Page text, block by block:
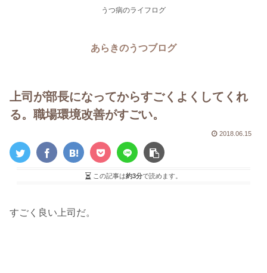
うつ病のライフログ
あらきのうつブログ
上司が部長になってからすごくよくしてくれ
る。職場環境改善がすごい。
2018.06.15
この記事は約3分で読めます。
すごく良い上司だ。